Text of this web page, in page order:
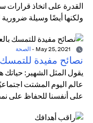
القدرة على اتخاذ
ولكنها أيضًا وسيلة ضرورية
- الصحة
نصائح مفيدة للتمسك
يقول المثل الشهير: حياتك
عالم اليوم المشتت
على أنفسنا للحفاظ على